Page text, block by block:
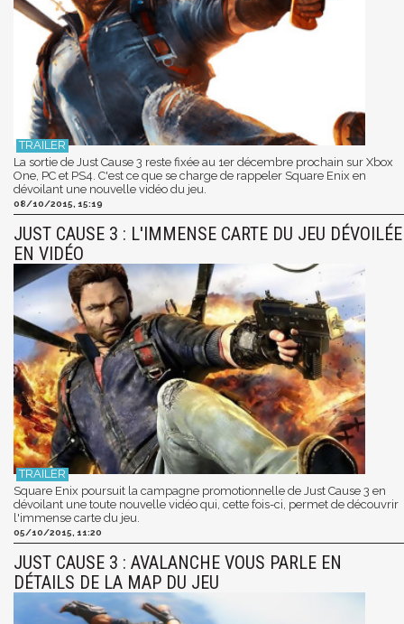
La sortie de Just Cause 3 reste fixée au 1er décembre prochain sur Xbox
One, PC et PS4. C'est ce que se charge de rappeler Square Enix en
dévoilant une nouvelle vidéo du jeu.
08/10/2015, 15:19
JUST CAUSE 3 : L'IMMENSE CARTE DU JEU DÉVOILÉE
EN VIDÉO
Square Enix poursuit la campagne promotionnelle de Just Cause 3 en
dévoilant une toute nouvelle vidéo qui, cette fois-ci, permet de découvrir
l'immense carte du jeu.
05/10/2015, 11:20
JUST CAUSE 3 : AVALANCHE VOUS PARLE EN
DÉTAILS DE LA MAP DU JEU